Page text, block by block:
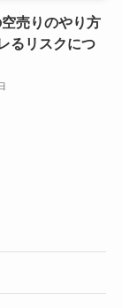
売りのやり方
るリスクにつ